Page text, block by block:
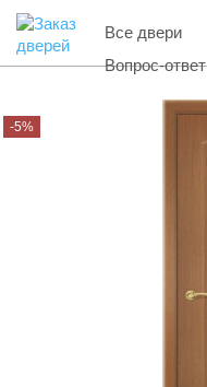
Все двери
Вопрос-ответ
-5%